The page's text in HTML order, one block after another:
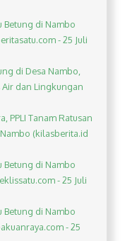
Betung di Nambo
- 25 Juli
di Desa Nambo,
dan Lingkungan
PPLI Tanam Ratusan
(kilasberita.id
Betung di Nambo
- 25 Juli
Betung di Nambo
- 25